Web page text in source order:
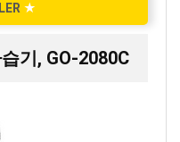
★
기, GO-2080C